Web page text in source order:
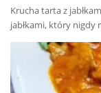
Krucha tarta z
jabłkami, który nigdy